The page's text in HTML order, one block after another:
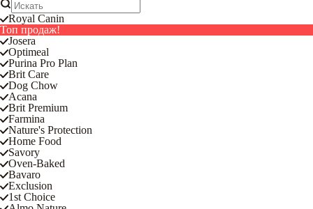
Royal Canin
Топ продаж!
Josera
Optimeal
Purina Pro Plan
Brit Care
Dog Chow
Acana
Brit Premium
Farmina
Nature's Protection
Home Food
Savory
Oven-Baked
Bavaro
Exclusion
1st Choice